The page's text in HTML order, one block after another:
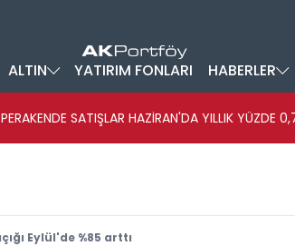
ALTIN YATIRIM FONLARI HABERLER
SATIŞLAR HAZİRAN'DA YILLIK YÜZDE
Eylül'de %85 arttı